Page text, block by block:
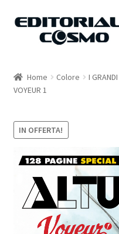
Vai
Vai
Catalogo
Carrello
Il mio account
Home Colore
I
VOYEUR 1
IN OFFERTA!